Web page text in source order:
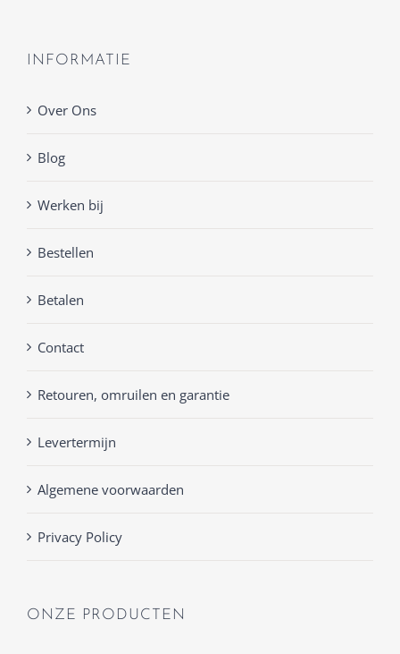
INFORMATIE
Over Ons
Blog
Werken bij
Bestellen
Betalen
Contact
Retouren, omruilen en garantie
Levertermijn
Algemene voorwaarden
Privacy Policy
ONZE PRODUCTEN